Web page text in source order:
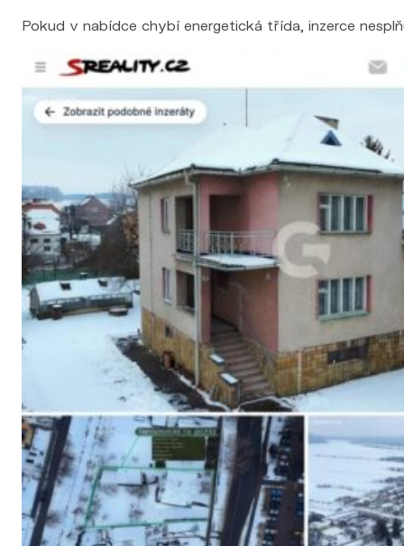
Pokud v nabídce chybí energetická třída, inzerce